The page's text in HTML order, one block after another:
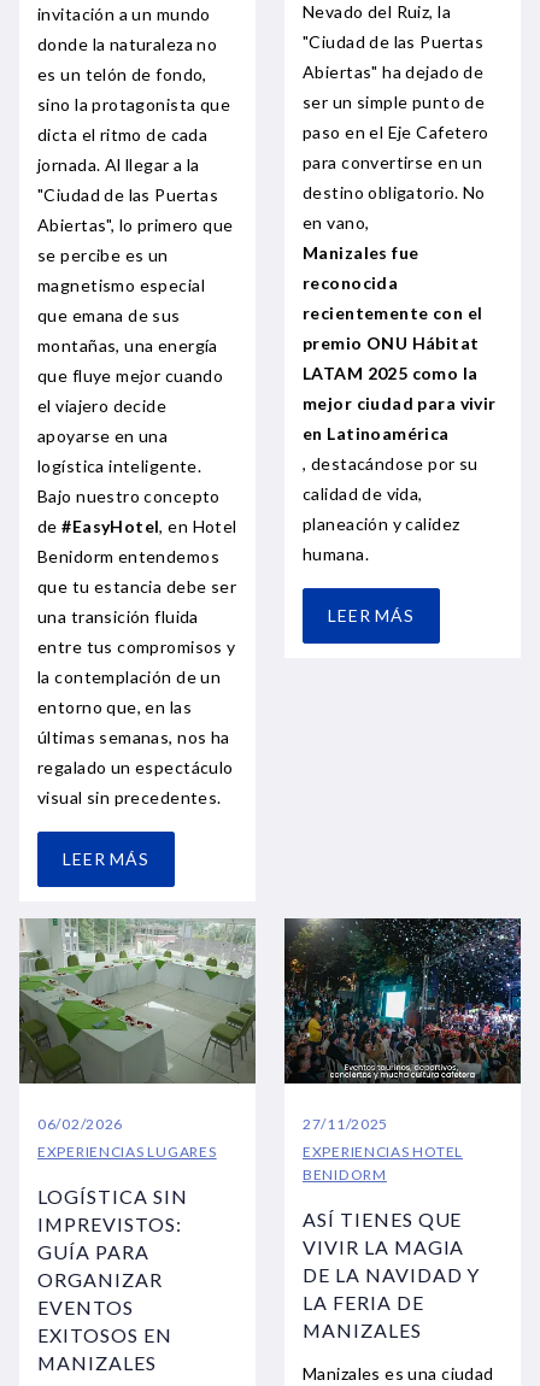
invitación a un mundo
donde la naturaleza no
es un telón de fondo,
sino la protagonista que
dicta el ritmo de cada
jornada. Al llegar a la
"Ciudad de las Puertas
Abiertas", lo primero que
se percibe es un
magnetismo especial
que emana de sus
montañas, una energía
que fluye mejor cuando
el viajero decide
apoyarse en una
logística inteligente.
Bajo nuestro concepto
de#EasyHotel, en Hotel
Benidorm entendemos
que tu estancia debe ser
una transición fluida
entre tus compromisos y
la contemplación de un
entorno que, en las
últimas semanas, nos ha
regalado un espectáculo
visual sin precedentes.
LEER MÁS
Nevado del Ruiz, la
"Ciudad de las Puertas
Abiertas" ha dejado de
ser un simple punto de
paso en el Eje Cafetero
para convertirse en un
destino obligatorio. No
en vano,
Manizales fue
reconocida
recientemente con el
premio ONU Hábitat
LATAM 2025 como la
mejor ciudad para vivir
en Latinoamérica
, destacándose por su
calidad de vida,
planeación y calidez
humana.
LEER MÁS
06/02/2026
EXPERIENCIAS LUGARES
LOGÍSTICA SIN
IMPREVISTOS:
GUÍA PARA
ORGANIZAR
EVENTOS
EXITOSOS EN
MANIZALES
27/11/2025
EXPERIENCIAS HOTEL
BENIDORM
ASÍ TIENES QUE
VIVIR LA MAGIA
DE LA NAVIDAD Y
LA FERIA DE
MANIZALES
Manizales es una ciudad